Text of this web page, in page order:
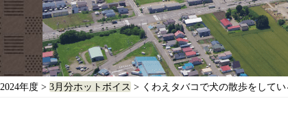
2024年度 > 3月分ホットボイス > くわえタバコで犬の散歩をして